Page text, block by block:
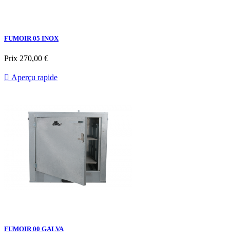
FUMOIR 05 INOX
Prix 270,00 €
 Aperçu rapide
FUMOIR 00 GALVA